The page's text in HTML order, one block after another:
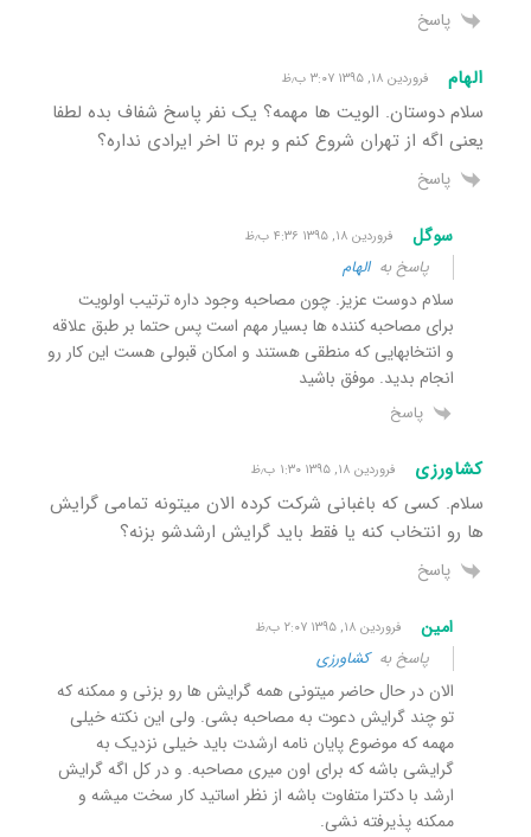
پاسخ
الهام فروردین ۱۸, ۱۳۹۵ ۳:۰۷ ب٫ظ
سلام دوستان. الویت ها مهمه؟ یک نفر پاسخ شفاف بده لطفا
یعنی اگه از تهران شروع کنم و برم تا اخر ایرادی نداره؟
پاسخ
سوگل فروردین ۱۸, ۱۳۹۵ ۴:۳۶ ب٫ظ
پاسخ بهالهام
سلام دوست عزیز. چون مصاحبه وجود داره ترتیب اولویت
برای مصاحبه کننده ها بسیار مهم است پس حتما بر طبق علاقه
و انتخابهایی که منطقی هستند و امکان قبولی هست این کار رو
انجام بدید. موفق باشید
پاسخ
کشاورزی فروردین ۱۸, ۱۳۹۵ ۱:۳۰ ب٫ظ
سلام. کسی که باغبانی شرکت کرده الان میتونه تمامی گرایش
ها رو انتخاب کنه یا فقط باید گرایش ارشدشو بزنه؟
پاسخ
امین فروردین ۱۸, ۱۳۹۵ ۲:۰۷ ب٫ظ
پاسخ بهکشاورزی
الان در حال حاضر میتونی همه گرایش ها رو بزنی و ممکنه که
تو چند گرایش دعوت به مصاحبه بشی. ولی این نکته خیلی
مهمه که موضوع پایان نامه ارشدت باید خیلی نزدیک به
گرایشی باشه که برای اون میری مصاحبه. و در کل اگه گرایش
ارشد با دکترا متفاوت باشه از نظر اساتید کار سخت میشه و
ممکنه پذیرفته نشی.